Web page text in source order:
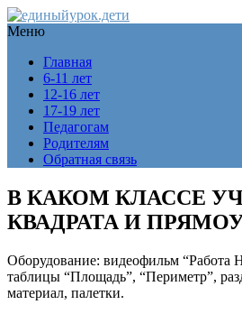
Меню
Главная
6-11 лет
12-16 лет
17-19 лет
Педагогам
Родителям
Обратная связь
В КАКОМ КЛАССЕ
КВАДРАТА И
Оборудование: видеофильм “Работа
таблицы “Площадь”, “Периметр”,
материал, палетки.